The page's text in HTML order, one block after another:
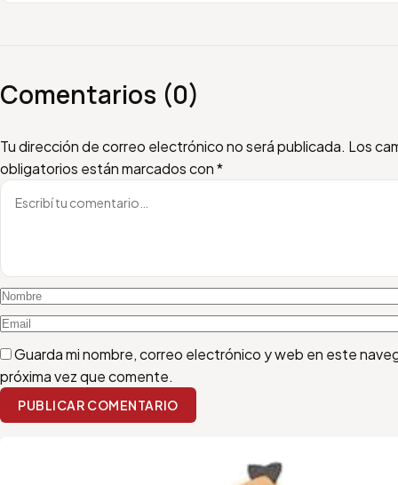
Comentarios (0)
Tu dirección de correo electrónico no será publicada. Los
obligatorios están marcados con*
Escribí tu comentario
Nombre
Email
Guarda mi nombre, correo electrónico y web en este
próxima vez que comente.
PUBLICAR COMENTARIO